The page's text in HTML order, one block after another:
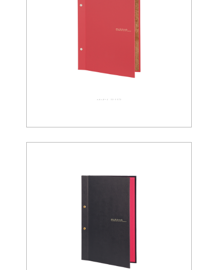
スタンダード 02-0072